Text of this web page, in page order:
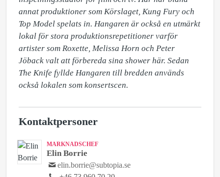
annat produktioner som Körslaget, Kung Fury och
Top Model spelats in. Hangaren är också en utmärkt
lokal för stora produktionsrepetitioner varför
artister som Roxette, Melissa Horn och Peter
Jöback valt att förbereda sina shower här. Sedan
The Knife fyllde Hangaren till bredden används
också lokalen som konsertscen.
Kontaktpersoner
MARKNADSCHEF
Elin Borrie
elin.borrie@subtopia.se